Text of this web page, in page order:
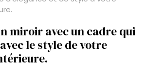
miroir avec un cadre qui
le style de votre